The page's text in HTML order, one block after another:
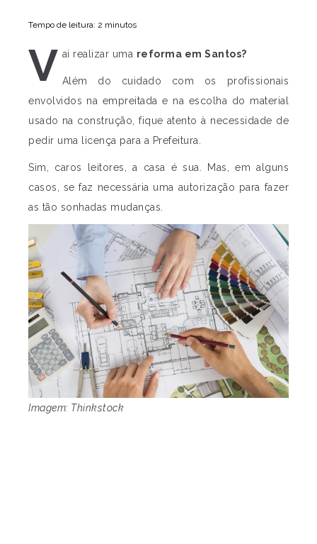
Tempo de leitura: 2 minutos
V ai realizar uma reforma em Santos?
Além do cuidado com os profissionais
envolvidos na empreitada e na escolha do material
usado na construção, fique atento à necessidade de
pedir uma licença para a Prefeitura.
Sim, caros leitores, a casa é sua. Mas, em alguns
casos, se faz necessária uma autorização para fazer
as tão sonhadas mudanças.
Imagem: Thinkstock